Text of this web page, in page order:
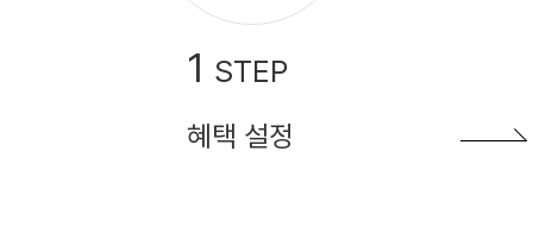
1 STEP
혜택 설정